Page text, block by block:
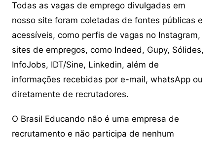
Todas as vagas de emprego divulgadas em
nosso site foram coletadas de fontes públicas e
acessíveis, como perfis de vagas no Instagram,
sites de empregos, como Indeed, Gupy, Sólides,
InfoJobs, IDT/Sine, Linkedin, além de
informações recebidas por e-mail, whatsApp ou
diretamente de recrutadores.
O Brasil Educando não é uma empresa de
recrutamento e não participa de nenhum